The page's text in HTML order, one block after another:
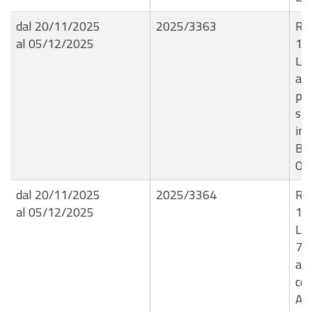
dal 20/11/2025
al 05/12/2025
2025/3363
dal 20/11/2025
al 05/12/2025
2025/3364